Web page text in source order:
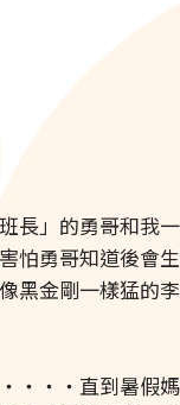
長」的勇哥和我
怕勇哥知道後
黑金剛一樣猛的
直到暑假媽